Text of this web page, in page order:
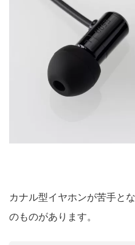
カナル型イヤホンが苦手と
のものがあります。